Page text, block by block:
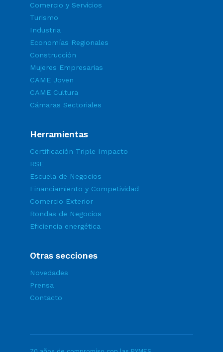
Comercio y Servicios
Turismo
Industria
Economías Regionales
Construcción
Mujeres Empresarias
CAME Joven
CAME Cultura
Cámaras Sectoriales
Herramientas
Certificación Triple Impacto
RSE
Escuela de Negocios
Financiamiento y Competividad
Comercio Exterior
Rondas de Negocios
Eficiencia energética
Otras secciones
Novedades
Prensa
Contacto